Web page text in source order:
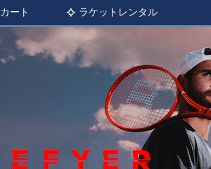
カート ラケットレンタル